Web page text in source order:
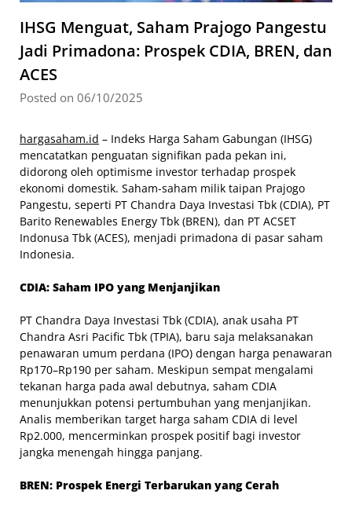
IHSG Menguat, Saham Prajogo Pangestu
Jadi Primadona: Prospek CDIA, BREN, dan
ACES
Posted on 06/10/2025
hargasaham.id – Indeks Harga Saham Gabungan (IHSG)
mencatatkan penguatan signifikan pada pekan ini,
didorong oleh optimisme investor terhadap prospek
ekonomi domestik. Saham-saham milik taipan Prajogo
Pangestu, seperti PT Chandra Daya Investasi Tbk (CDIA), PT
Barito Renewables Energy Tbk (BREN), dan PT ACSET
Indonusa Tbk (ACES), menjadi primadona di pasar saham
Indonesia.
CDIA: Saham IPO yang Menjanjikan
PT Chandra Daya Investasi Tbk (CDIA), anak usaha PT
Chandra Asri Pacific Tbk (TPIA), baru saja melaksanakan
penawaran umum perdana (IPO) dengan harga penawaran
Rp170–Rp190 per saham. Meskipun sempat mengalami
tekanan harga pada awal debutnya, saham CDIA
menunjukkan potensi pertumbuhan yang menjanjikan.
Analis memberikan target harga saham CDIA di level
Rp2.000, mencerminkan prospek positif bagi investor
jangka menengah hingga panjang.
BREN: Prospek Energi Terbarukan yang Cerah